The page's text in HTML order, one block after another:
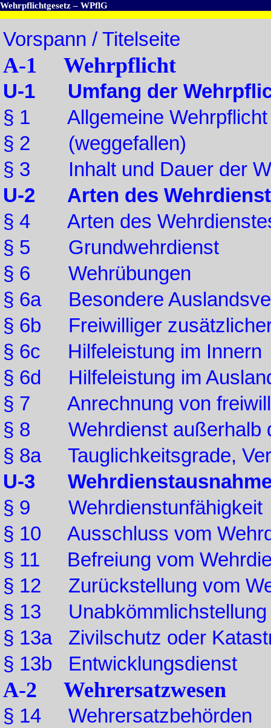
Wehrpflichtgesetz – WPflG
Vorspann / Titelseite
A-1 Wehrpflicht
U-1 Umfang der
§ 1 Allgemeine Wehrpflicht
§ 2 (weggefallen)
§ 3 Inhalt und Dauer der
U-2 Arten des
§ 4 Arten des
§ 5 Grundwehrdienst
§ 6 Wehrübungen
§ 6a Besondere
§ 6b Freiwilliger
§ 6c Hilfeleistung im Innern
§ 6d Hilfeleistung im
§ 7 Anrechnung von
§ 8 Wehrdienst außerhalb
§ 8a Tauglichkeitsgrade,
U-3
§ 9 Wehrdienstunfähigkeit
§ 10 Ausschluss vom
§ 11 Befreiung vom
§ 12 Zurückstellung vom
§ 13 Unabkömmlichstellung
§ 13a Zivilschutz oder
§ 13b Entwicklungsdienst
A-2 Wehrersatzwesen
§ 14 Wehrersatzbehörden